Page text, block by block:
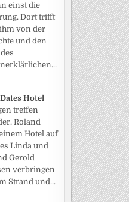
einst die
Dort trifft
von der
und den
Hotel
treffen
Roland
Hotel auf
Linda und
Gerold
verbringen
Strand und...